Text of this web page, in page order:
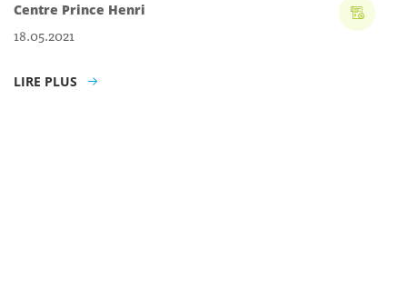
Centre Prince Henri
18.05.2021
LIRE PLUS